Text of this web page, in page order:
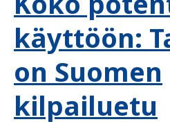
käyttöön:
on Suomen
kilpailuetu